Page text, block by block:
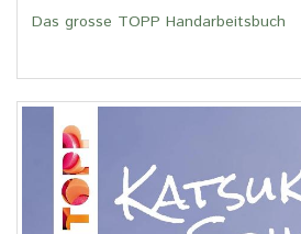
Das grosse TOPP Handarbeitsbuch